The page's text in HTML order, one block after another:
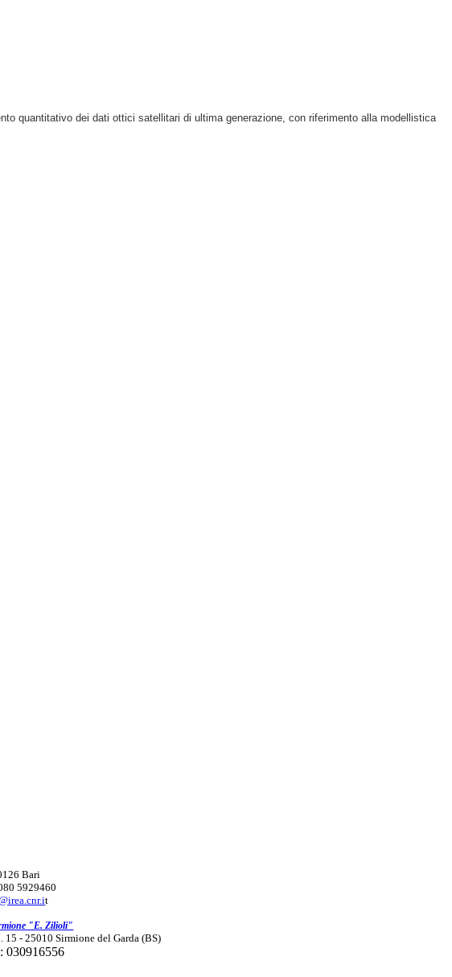
quantitativo dei dati ottici satellitari di ultima generazione, con riferimento alla modellistica
Bari
5929460
t
"E. Zilioli"
15 - 25010 Sirmione del Garda (BS)
030916556